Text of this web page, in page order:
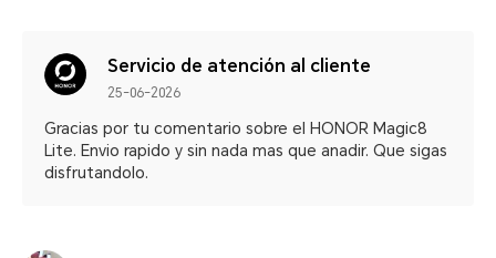
Servicio de atención al cliente
25-06-2026
Gracias por tu comentario sobre el HONOR Magic8
Lite. Envio rapido y sin nada mas que anadir. Que sigas
disfrutandolo.